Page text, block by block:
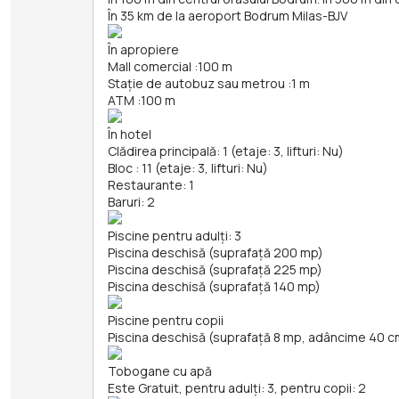
În 35 km de la aeroport Bodrum Milas-BJV
În apropiere
Mall comercial :100 m
Stație de autobuz sau metrou :1 m
ATM :100 m
În hotel
Clădirea principală: 1 (etaje: 3, lifturi: Nu)
Bloc : 11 (etaje: 3, lifturi: Nu)
Restaurante: 1
Baruri: 2
Piscine pentru adulți: 3
Piscina deschisă (suprafață 200 mp)
Piscina deschisă (suprafață 225 mp)
Piscina deschisă (suprafață 140 mp)
Piscine pentru copii
Piscina deschisă (suprafață 8 mp, adâncime 40
Tobogane cu apă
Este Gratuit, pentru adulți: 3, pentru copii: 2